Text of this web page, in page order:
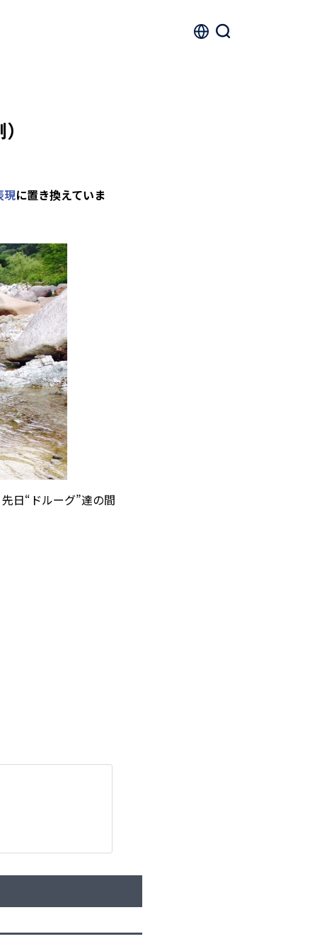
現に置き換えていま
日“ドルーグ”達の間